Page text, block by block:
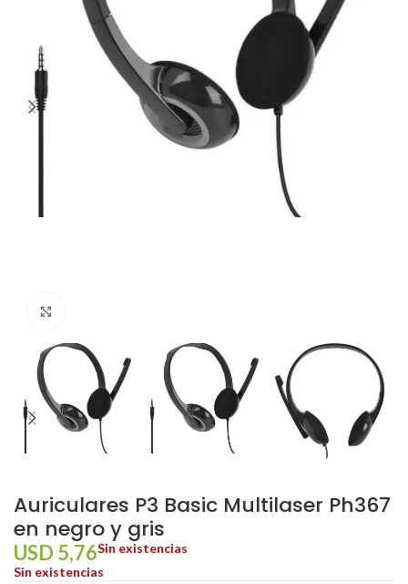
Auriculares P3 Basic Multilaser Ph367
en negro y gris
USD 5,76Sin existencias
Sin existencias